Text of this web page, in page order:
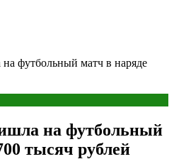
футбольный матч в наряде
на футбольный
тысяч рублей